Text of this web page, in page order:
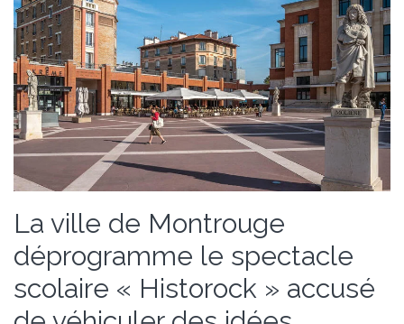
La ville de Montrouge
déprogramme le spectacle
scolaire « Historock » accusé